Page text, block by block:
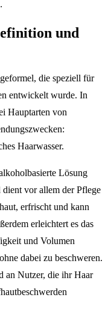
und
die speziell für
entwickelt wurde. In
Hauptarten von
Haarwasser.
Lösung
vor allem der Pflege
erfrischt und kann
erleichtert es das
und Volumen
dabei zu beschweren.
an Nutzer, die ihr Haar